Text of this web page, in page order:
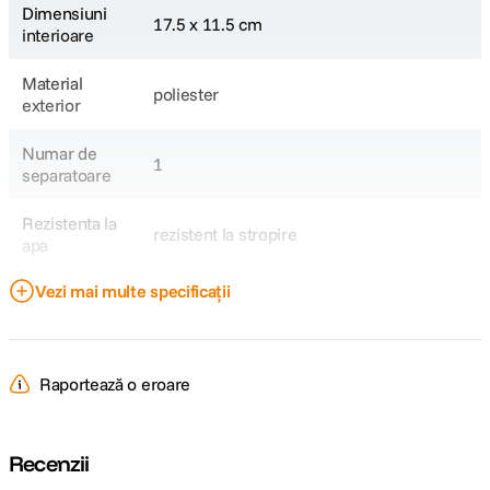
Dimensiuni
interioare
17.5 x 11.5 cm
Material
exterior
poliester
Numar de
separatoare
1
Rezistenta la
apa
rezistent la stropire
Sistem de
fermoar
Cod producator
Vezi mai multe specificații
Raportează o eroare
Recenzii